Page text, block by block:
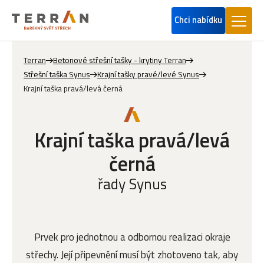
Chci nabídku
Terran
Betonové střešní tašky - krytiny Terran
Střešní taška Synus
Krajní tašky pravé/levé Synus
Krajní taška pravá/levá černá
Krajní taška pravá/levá
černá
řady Synus
Prvek pro jednotnou a odbornou realizaci okraje
střechy. Její připevnění musí být zhotoveno tak, aby